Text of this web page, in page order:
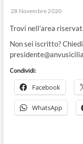
28 Novembre 2020
Trovi nell’area
Non sei iscritto?
Condividi:
Facebook
WhatsApp